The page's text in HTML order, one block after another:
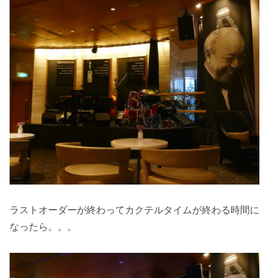
ラストオーダーが終わってカクテルタイムが終わる時間に
なったら。。。